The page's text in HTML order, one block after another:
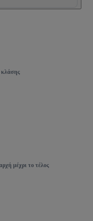
κλάσης
μέχρι το τέλος